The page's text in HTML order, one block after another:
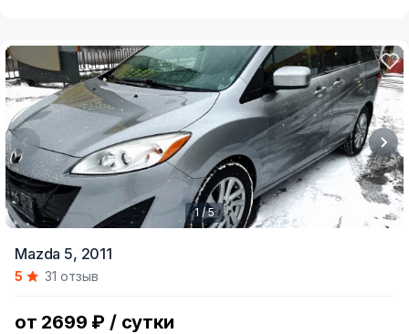
of
1 / 5
Mazda 5, 2011
5 31 отзыв
от 2699 ₽ / сутки